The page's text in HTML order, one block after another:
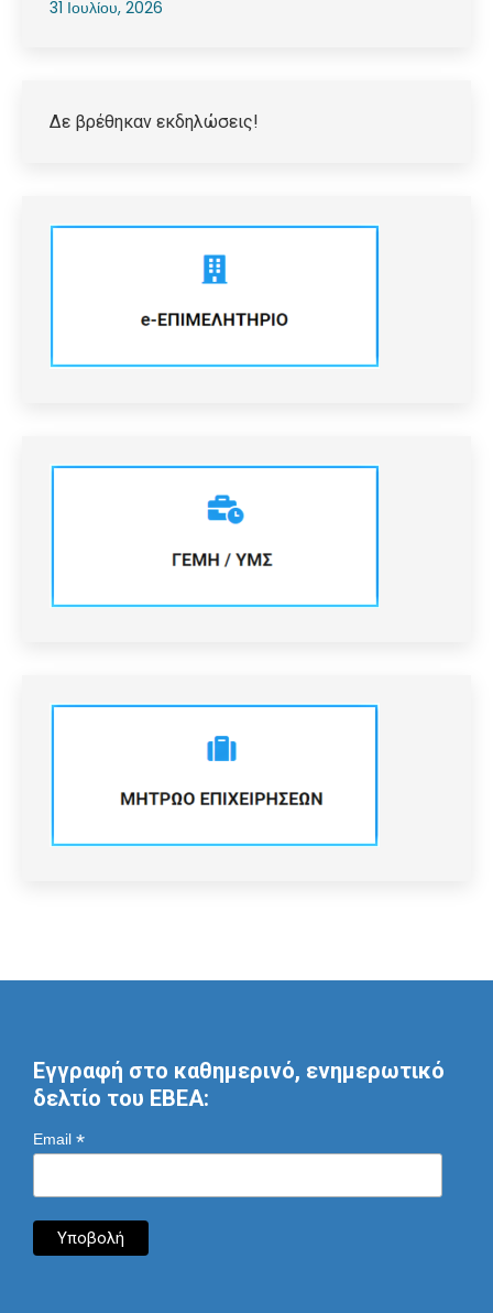
31 Ιουλίου, 2026
Δε βρέθηκαν εκδηλώσεις!
Εγγραφή στο καθημερινό, ενημερωτικό
δελτίο του ΕΒΕΑ:
Email *